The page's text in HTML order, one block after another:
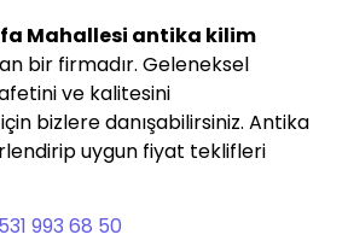
Mahallesi antika kilim
bir firmadır. Geleneksel
ve kalitesini
bizlere danışabilirsiniz. Antika
uygun fiyat teklifleri
993 68 50